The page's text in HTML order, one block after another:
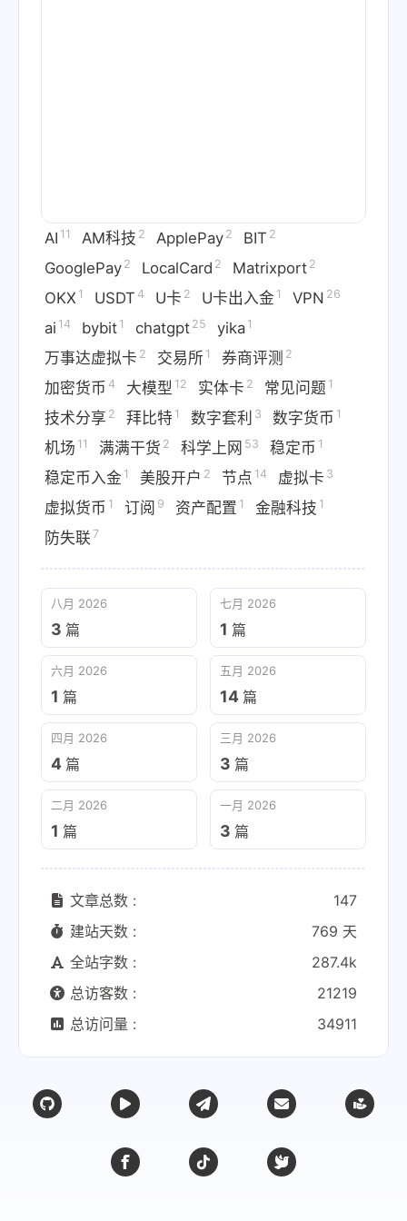
AI 11 AM科技 2 ApplePay 2 BIT 2
GooglePay 2 LocalCard 2 Matrixport 2
OKX 1 USDT 4 U卡 2 U卡出入金 1 VPN 26
ai 14 bybit 1 chatgpt 25 yika 1
万事达虚拟卡 2 交易所 1 券商评测 2
加密货币 4 大模型 12 实体卡 2 常见问题 1
技术分享 2 拜比特 1 数字套利 3 数字货币 1
机场 11 满满干货 2 科学上网 53 稳定币 1
稳定币入金 1 美股开户 2 节点 14 虚拟卡 3
虚拟货币 1 订阅 9 资产配置 1 金融科技 1
防失联 7
八月 2026
3 篇
七月 2026
1 篇
六月 2026
1 篇
五月 2026
14 篇
四月 2026
4 篇
三月 2026
3 篇
二月 2026
1 篇
一月 2026
3 篇
文章总数 :
147
建站天数 :
769 天
全站字数 :
287.4k
总访客数 :
21219
总访问量 :
34911